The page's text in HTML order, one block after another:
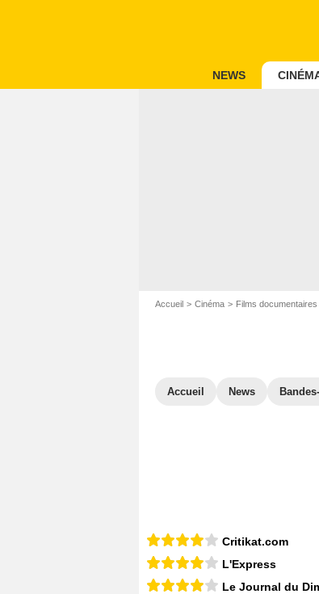
NEWS
Accueil Cinéma Films documentaires
Accueil News
Critikat.com
L'Express
Le Journal du